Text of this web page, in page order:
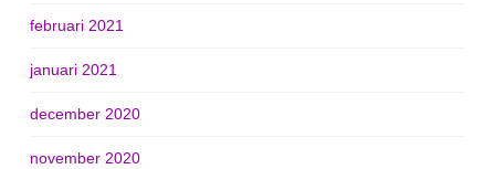
februari 2021
januari 2021
december 2020
november 2020